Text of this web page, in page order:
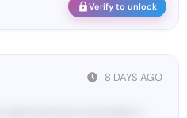
Verify to unlock
8 DAYS AGO